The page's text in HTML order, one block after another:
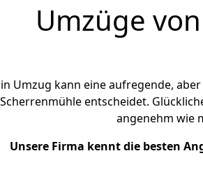
Umzüge
Umzug kann eine aufregende,
Scherrenmühle entscheidet.
angenehm wie
Unsere Firma kennt die besten